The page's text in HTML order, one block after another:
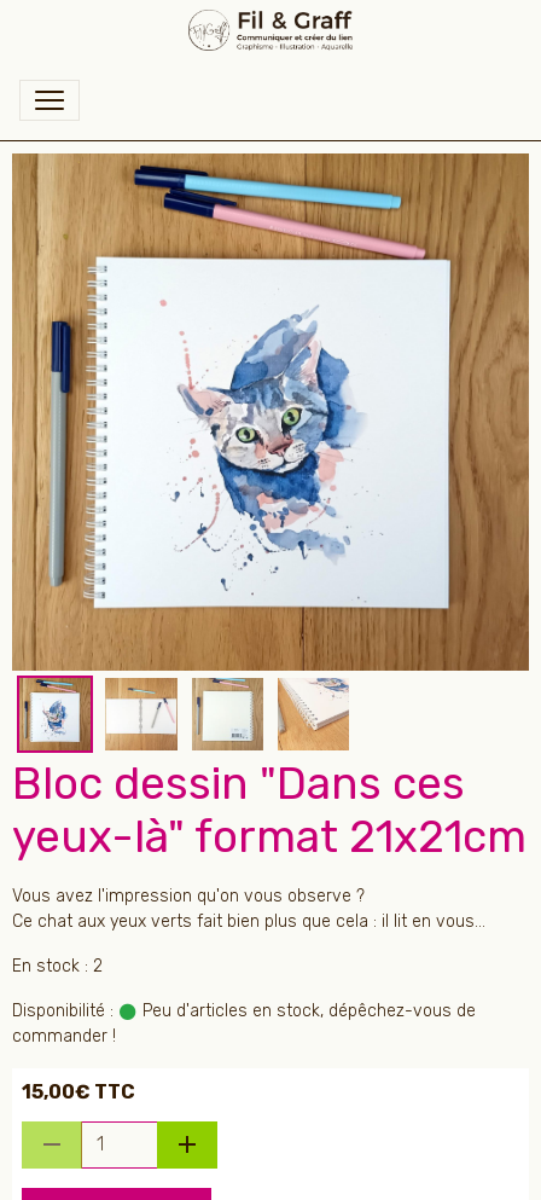
Bloc dessin "Dans ces
yeux-là" format 21x21cm
Vous avez l'impression qu'on vous observe ?
Ce chat aux yeux verts fait bien plus que cela : il lit en vous...
En stock : 2
Disponibilité :
Peu d'articles en stock, dépêchez-vous de
commander !
15,00€ TTC